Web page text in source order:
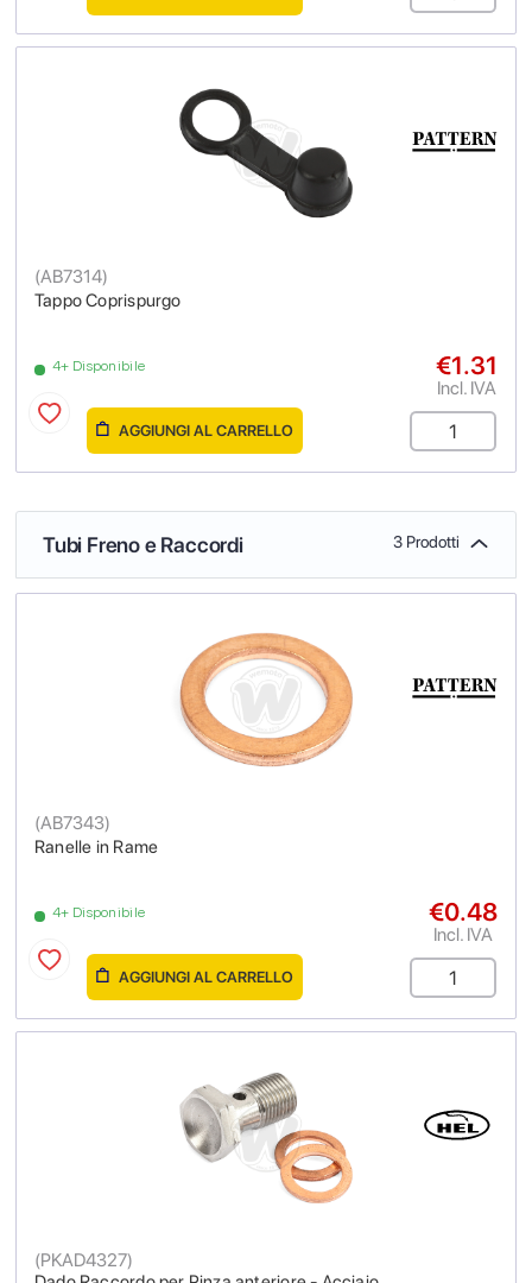
Tappo Coprispurgo
(AB7314)
4+ Disponibile €1.31
Incl. IVA
AGGIUNGI AL CARRELLO
Tubi Freno e Raccordi 3 Prodotti
Ranelle in Rame
(AB7343)
4+ Disponibile €0.48
Incl. IVA
AGGIUNGI AL CARRELLO
(PKAD4327)